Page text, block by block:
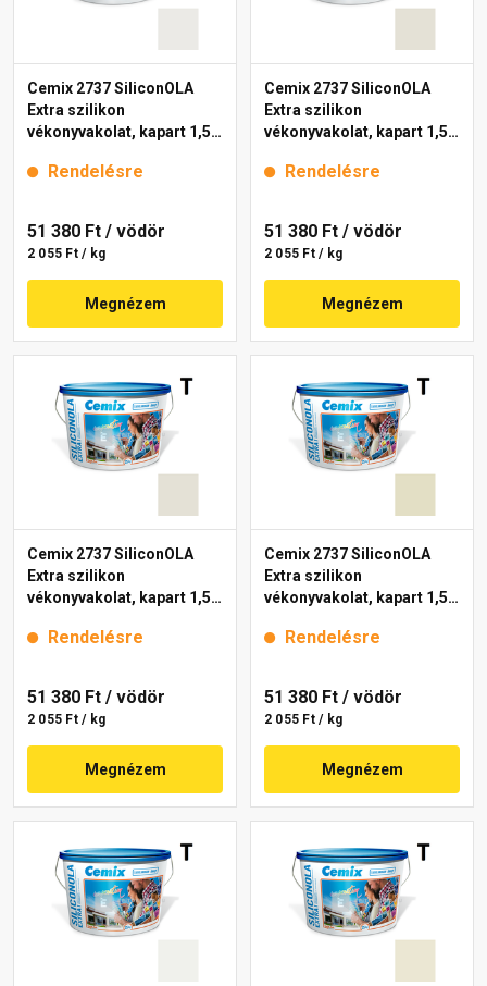
Cemix 2737 SiliconOLA
Extra szilikon
vékonyvakolat, kapart 1,5
Rendelésre
51 380 Ft / vödör
2 055 Ft / kg
Megnézem
Cemix 2737 SiliconOLA
Extra szilikon
vékonyvakolat, kapart 1,5
Rendelésre
51 380 Ft / vödör
2 055 Ft / kg
Megnézem
Cemix 2737 SiliconOLA
Extra szilikon
vékonyvakolat, kapart 1,5
Rendelésre
51 380 Ft / vödör
2 055 Ft / kg
Megnézem
Cemix 2737 SiliconOLA
Extra szilikon
vékonyvakolat, kapart 1,5
Rendelésre
51 380 Ft / vödör
2 055 Ft / kg
Megnézem